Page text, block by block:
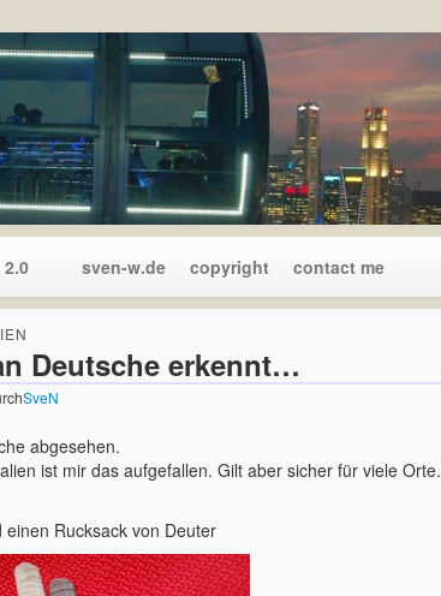
2.0 sven-w.de copyright contact me
Deutsche erkennt…
SveN
abgesehen.
ist mir das aufgefallen. Gilt aber sicher für viele Orte.
einen Rucksack von Deuter